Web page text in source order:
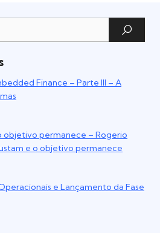
Finance – Parte III – A
objetivo permanece – Rogerio
e o objetivo permanece
e Lançamento da Fase